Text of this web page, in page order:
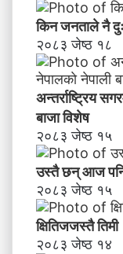
किन जनताले नै
२०८३ जेष्ठ १८
अन्तर्राष्ट्रिय
बाजा विशेष
२०८३ जेष्ठ १५
उस्तै छन् आज
२०८३ जेष्ठ १५
क्षितिजजस्तै तिमी
२०८३ जेष्ठ १४